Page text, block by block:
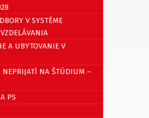
V SYSTÉME
A UBYTOVANIE V
NEPRIJATÍ NA ŠTÚDIUM –
PS